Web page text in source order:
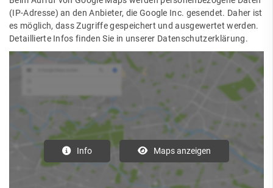
(IP-Adresse) an den Anbieter, die Google Inc. gesendet. Daher ist
es möglich, dass Zugriffe gespeichert und ausgewertet werden.
Detaillierte Infos finden Sie in unserer Datenschutzerklärung.
Info Maps anzeigen